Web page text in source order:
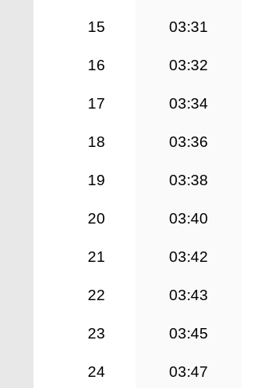
15 03:31
16 03:32
17 03:34
18 03:36
19 03:38
20 03:40
21 03:42
22 03:43
23 03:45
24 03:47